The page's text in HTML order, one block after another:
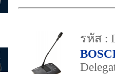
รหัส :